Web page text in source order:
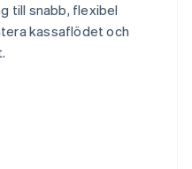
till snabb, flexibel
kassaflödet och